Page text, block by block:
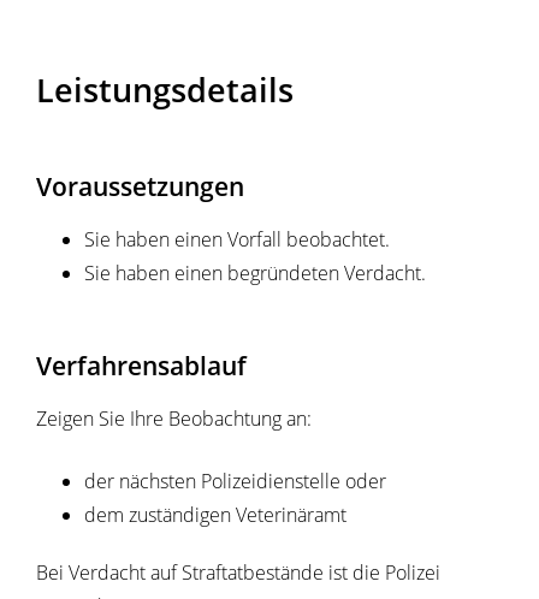
Leistungsdetails
Voraussetzungen
Sie haben einen Vorfall beobachtet.
Sie haben einen begründeten Verdacht.
Verfahrensablauf
Zeigen Sie Ihre Beobachtung an:
der nächsten Polizeidienstelle oder
dem zuständigen Veterinäramt
Bei Verdacht auf Straftatbestände ist die Polizei